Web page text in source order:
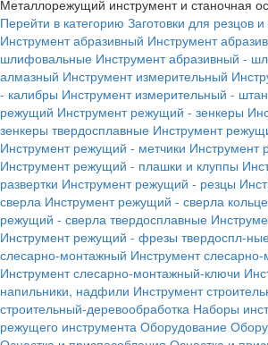
Металлорежущий инструмент и станочная
Перейти в категорию Заготовки для резцов
Инструмент абразивный Инструмент
шлифовальные Инструмент абразивный -
алмазный Инструмент измерительный
- калибры Инструмент измерительный -
режущий Инструмент режущий - зенкеры
зенкеры твердосплавные Инструмент
Инструмент режущий - метчики Инструмент
Инструмент режущий - плашки и клуппы
развертки Инструмент режущий - резцы
сверла Инструмент режущий - сверла
режущий - сверла твердосплавные
Инструмент режущий - фрезы твердоспл-
слесарно-монтажный Инструмент
Инструмент слесарно-монтажный-ключи
напильники, надфили Инструмент
строительный-деревообработка Наборы
режущего инструмента Оборудование